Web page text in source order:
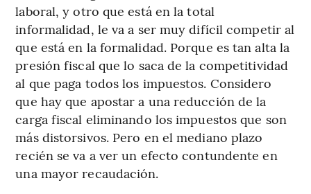
laboral, y otro que está en la total
informalidad, le va a ser muy difícil competir al
que está en la formalidad. Porque es tan alta la
presión fiscal que lo saca de la competitividad
al que paga todos los impuestos. Considero
que hay que apostar a una reducción de la
carga fiscal eliminando los impuestos que son
más distorsivos. Pero en el mediano plazo
recién se va a ver un efecto contundente en
una mayor recaudación.